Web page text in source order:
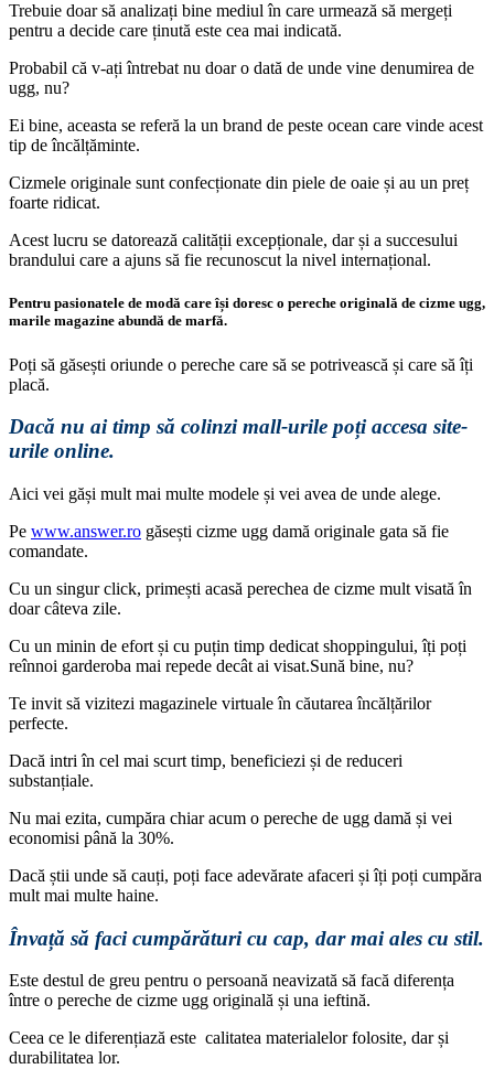
Trebuie doar să analizați bine mediul în care urmează să mergeți
pentru a decide care ținută este cea mai indicată.
Probabil că v-ați întrebat nu doar o dată de unde vine denumirea de
ugg, nu?
Ei bine, aceasta se referă la un brand de peste ocean care vinde acest
tip de încălțăminte.
Cizmele originale sunt confecționate din piele de oaie și au un preț
foarte ridicat.
Acest lucru se datorează calității excepționale, dar și a succesului
brandului care a ajuns să fie recunoscut la nivel internațional.
Pentru pasionatele de modă care își doresc o pereche originală de cizme ugg,
marile magazine abundă de marfă.
Poți să găsești oriunde o pereche care să se potrivească și care să îți
placă.
Dacă nu ai timp să colinzi mall-urile poți accesa site-
urile online.
Aici vei găși mult mai multe modele și vei avea de unde alege.
Pe www.answer.ro găsești cizme ugg damă originale gata să fie
comandate.
Cu un singur click, primești acasă perechea de cizme mult visată în
doar câteva zile.
Cu un minin de efort și cu puțin timp dedicat shoppingului, îți poți
reînnoi garderoba mai repede decât ai visat.Sună bine, nu?
Te invit să vizitezi magazinele virtuale în căutarea încălțărilor
perfecte.
Dacă intri în cel mai scurt timp, beneficiezi și de reduceri
substanțiale.
Nu mai ezita, cumpăra chiar acum o pereche de ugg damă și vei
economisi până la 30%.
Dacă știi unde să cauți, poți face adevărate afaceri și îți poți cumpăra
mult mai multe haine.
Învață să faci cumpărături cu cap, dar mai ales cu stil.
Este destul de greu pentru o persoană neavizată să facă diferența
între o pereche de cizme ugg originală și una ieftină.
Ceea ce le diferențiază este calitatea materialelor folosite, dar și
durabilitatea lor.